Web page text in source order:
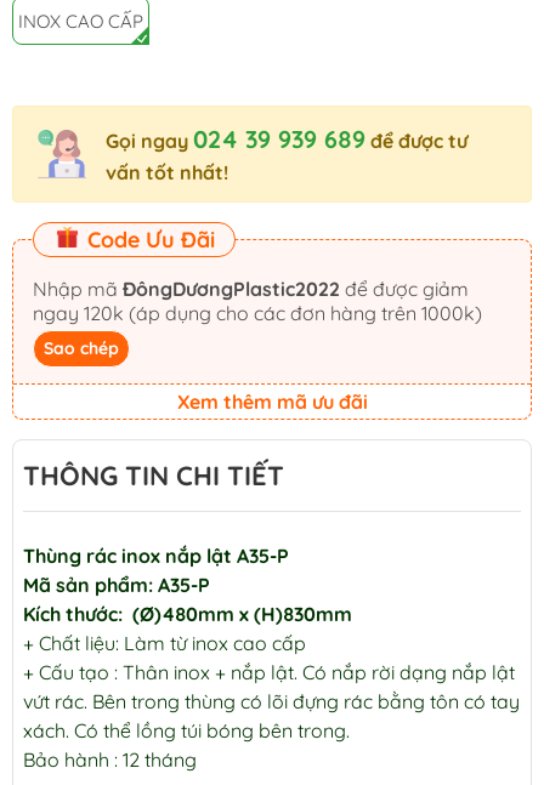
INOX CAO CẤP
Gọi ngay 024 39 939 689 để được tư
vấn tốt nhất!
Code Ưu Đãi
Nhập mã ĐôngDươngPlastic2022
ngay 120k (áp dụng cho các đơn hàng trên 1000k)
Sao chép
Xem thêm mã ưu đãi
THÔNG TIN CHI TIẾT
Thùng rác inox nắp lật A35-P
Mã sản phẩm: A35-P
Kích thước: (Ø)480mm x (H)830mm
+ Chất liệu: Làm từ inox cao cấp
+ Cấu tạo : Thân inox + nắp lật. Có nắp rời dạng nắp lật
vứt rác. Bên trong thùng có lõi đựng rác bằng tôn có tay
xách. Có thể lồng túi bóng bên trong.
Bảo hành : 12 tháng